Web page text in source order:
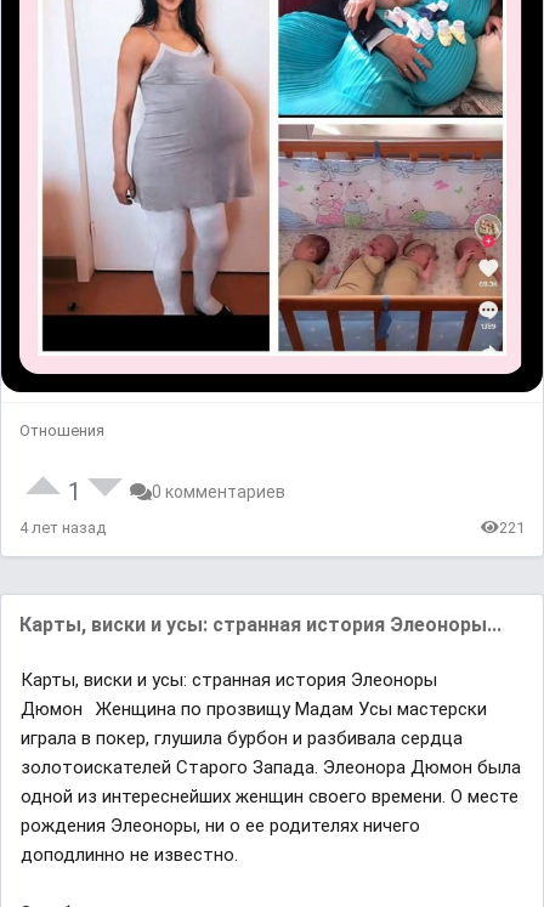
Отношения
1 0 комментариев
4 лет назад 221
Карты, виски и усы: странная история Элеоноры...
Карты, виски и усы: странная история Элеоноры
Дюмон⠀Женщина по прозвищу Мадам Усы мастерски
играла в покер, глушила бурбон и разбивала сердца
золотоискателей Старого Запада. Элеонора Дюмон была
одной из интереснейших женщин своего времени. О месте
рождения Элеоноры, ни о ее родителях ничего
доподлинно не известно.⠀⁣